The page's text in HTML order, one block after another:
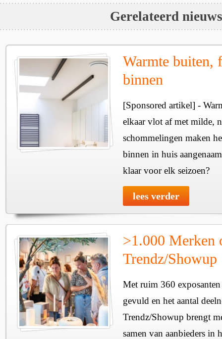
Gerelateerd nieuws
Warmte buiten,
binnen
[Sponsored artikel] -
elkaar vlot af met milde,
schommelingen maken
binnen in huis
klaar voor elk seizoen?
lees verder
>1.000 Merken
Trendz/Showup
Met ruim 360
gevuld en het aantal
Trendz/Showup brengt
samen van aanbieders in